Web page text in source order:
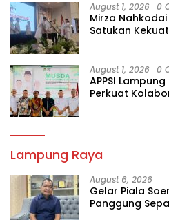
August 1, 2026 0
Mirza Nahkodai
Satukan
August 1, 2026 0
APPSI
Perkuat
Lampung Raya
August 6, 2026
Gelar Piala
Panggung